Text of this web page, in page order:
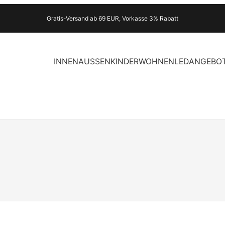
Gratis-Versand ab 69 EUR, Vorkasse 3% Rabatt
INNENAUSSENKINDERWOHNENLED